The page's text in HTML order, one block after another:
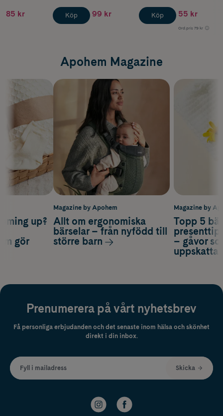
85 kr Köp 99 kr Köp 55 kr
Ord.pris 79 kr
Apohem Magazine
Magazine by
Topp 5
– gåvor
up?
gör
Magazine by Apohem
Allt om ergonomiska
bärselar – från nyfödd till
större barn
Prenumerera på vårt nyhetsbrev
Få personliga erbjudanden och det senaste inom hälsa och skönhet
direkt i din inbox.
Fyll i mailadress Skicka